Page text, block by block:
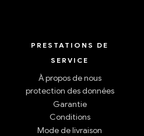
PRESTATIONS DE
SERVICE
À propos de nous
protection des données
Garantie
Conditions
Mode de livraison